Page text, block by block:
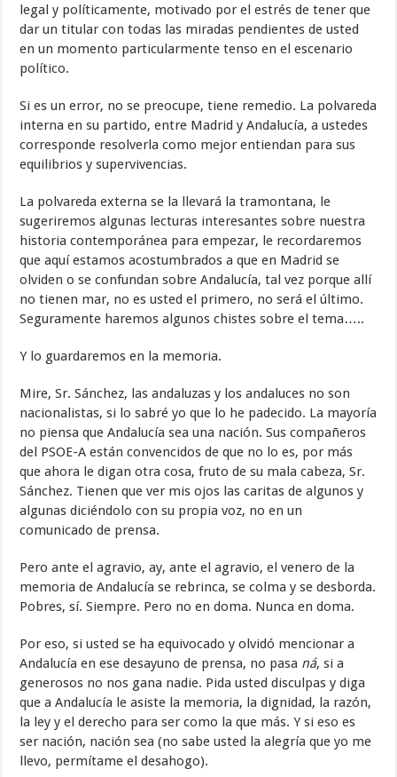
legal y políticamente, motivado por el estrés de tener que
dar un titular con todas las miradas pendientes de usted
en un momento particularmente tenso en el escenario
político.
Si es un error, no se preocupe, tiene remedio. La polvareda
interna en su partido, entre Madrid y Andalucía, a ustedes
corresponde resolverla como mejor entiendan para sus
equilibrios y supervivencias.
La polvareda externa se la llevará la tramontana, le
sugeriremos algunas lecturas interesantes sobre nuestra
historia contemporánea para empezar, le recordaremos
que aquí estamos acostumbrados a que en Madrid se
olviden o se confundan sobre Andalucía, tal vez porque allí
no tienen mar, no es usted el primero, no será el último.
Seguramente haremos algunos chistes sobre el tema…..
Y lo guardaremos en la memoria.
Mire, Sr. Sánchez, las andaluzas y los andaluces no son
nacionalistas, si lo sabré yo que lo he padecido. La mayoría
no piensa que Andalucía sea una nación. Sus compañeros
del PSOE-A están convencidos de que no lo es, por más
que ahora le digan otra cosa, fruto de su mala cabeza, Sr.
Sánchez. Tienen que ver mis ojos las caritas de algunos y
algunas diciéndolo con su propia voz, no en un
comunicado de prensa.
Pero ante el agravio, ay, ante el agravio, el venero de la
memoria de Andalucía se rebrinca, se colma y se desborda.
Pobres, sí. Siempre. Pero no en doma. Nunca en doma.
Por eso, si usted se ha equivocado y olvidó mencionar a
Andalucía en ese desayuno de prensa, no pasa ná, si a
generosos no nos gana nadie. Pida usted disculpas y diga
que a Andalucía le asiste la memoria, la dignidad, la razón,
la ley y el derecho para ser como la que más. Y si eso es
ser nación, nación sea (no sabe usted la alegría que yo me
llevo, permítame el desahogo).